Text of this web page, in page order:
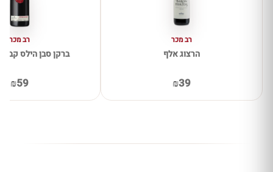
רב מכר
הרצוג אלף
₪39
רב מכר
ברקן סבן הילס
₪59